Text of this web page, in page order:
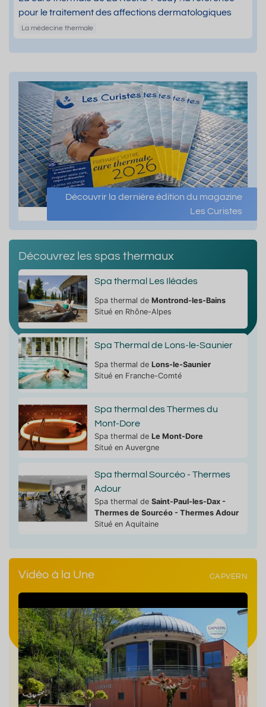
pour le traitement des affections dermatologiques
La médecine thermale
Découvrir la dernière édition du magazine
Les Curistes
Découvrez les spas thermaux
Spa thermal Les Iléades
Spa thermal de Montrond-les-Bains
Situé en Rhône-Alpes
Spa Thermal de Lons-le-Saunier
Spa thermal de Lons-le-Saunier
Situé en Franche-Comté
Spa thermal des Thermes du
Mont-Dore
Spa thermal de Le Mont-Dore
Situé en Auvergne
Spa thermal Sourcéo - Thermes
Adour
Spa thermal de Saint-Paul-les-Dax -
Thermes de Sourcéo - Thermes Adour
Situé en Aquitaine
Vidéo à la Une CAPVERN